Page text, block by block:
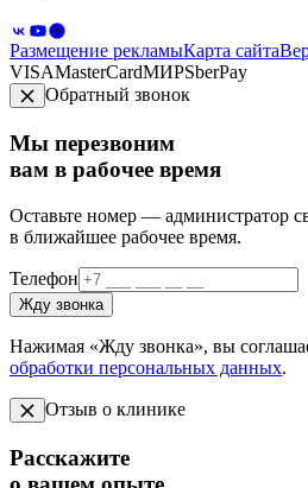
Размещение рекламыКарта сайта
VISAMasterCardМИРSberPay
Обратный звонок
Мы перезвоним
вам в рабочее время
Оставьте номер — администратор
в ближайшее рабочее время.
Телефон
Жду звонка
Нажимая «Жду звонка», вы
обработки персональных данных.
Отзыв о клинике
Расскажите